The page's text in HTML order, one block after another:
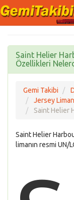
Saint Helier
Özellikleri
Gemi Takibi
Jersey
Saint Helier
Saint Helier
limanın resmi UN/